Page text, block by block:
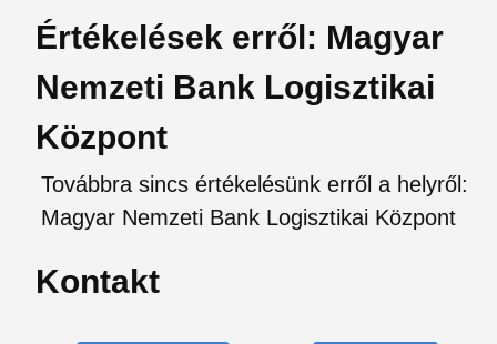
Értékelések erről: Magyar
Nemzeti Bank Logisztikai
Központ
Továbbra sincs értékelésünk erről a helyről:
Magyar Nemzeti Bank Logisztikai Központ
Kontakt